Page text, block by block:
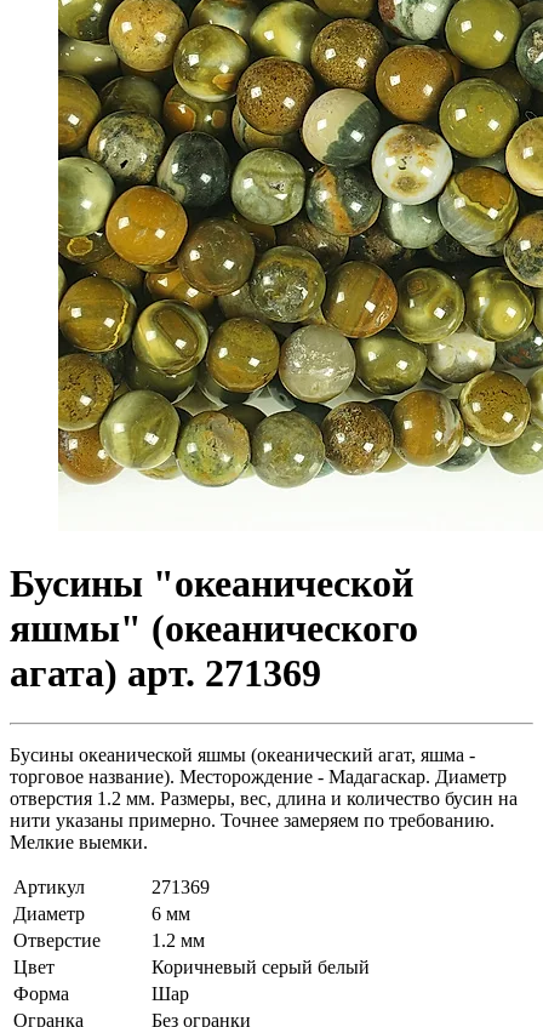
Бусины "океанической
яшмы" (океанического
агата) арт. 271369
Бусины океанической яшмы (океанический агат, яшма -
торговое название). Месторождение - Мадагаскар. Диаметр
отверстия 1.2 мм. Размеры, вес, длина и количество бусин на
нити указаны примерно. Точнее замеряем по требованию.
Мелкие выемки.
Артикул
271369
Диаметр
6 мм
Отверстие
1.2 мм
Цвет
Коричневый серый белый
Форма
Шар
Огранка
Без огранки